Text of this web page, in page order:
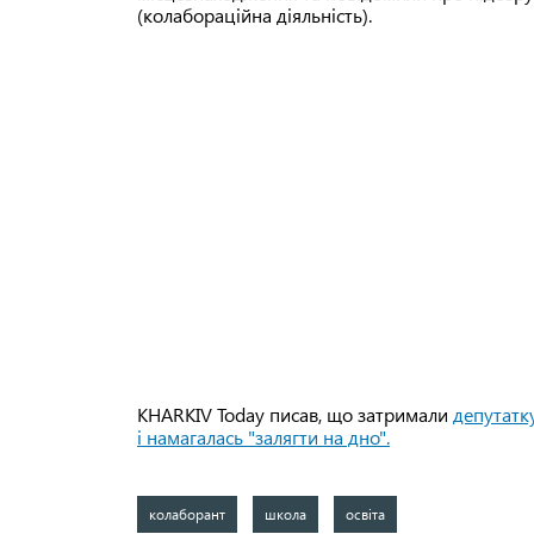
(колабораційна діяльність).
KHARKIV Today писав, що затримали
і намагалась "залягти на дно".
колаборант школа освіта